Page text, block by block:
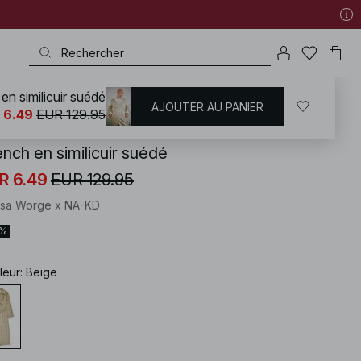
Manteaux et Vestes Vestes en similicuir
en similicuir suédé
6.49 EUR 129.95
Worge x NA-KD
: Beige
similicuir suédé
6.49 EUR 129.95 AJOUTER AU PANIER